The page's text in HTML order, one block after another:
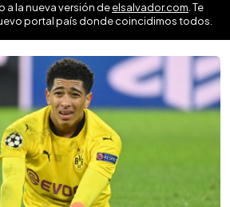
a la nueva versión deelsalvador.com . Te
portal país donde coincidimos todos.